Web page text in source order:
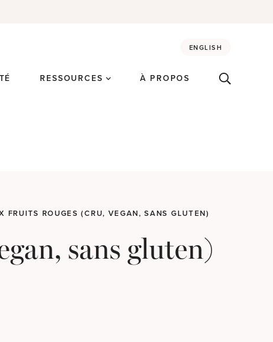
ENGLISH
RESSOURCES À PROPOS
FRUITS ROUGES (CRU, VEGAN, SANS GLUTEN)
sans gluten)